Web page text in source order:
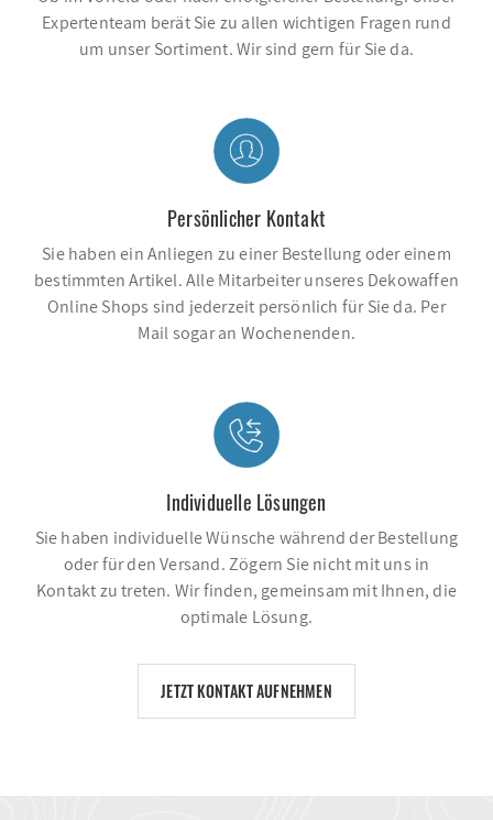
Expertenteam berät Sie zu allen wichtigen Fragen rund
um unser Sortiment. Wir sind gern für Sie da.
Persönlicher Kontakt
Sie haben ein Anliegen zu einer Bestellung oder einem
bestimmten Artikel. Alle Mitarbeiter unseres Dekowaffen
Online Shops sind jederzeit persönlich für Sie da. Per
Mail sogar an Wochenenden.
Individuelle Lösungen
Sie haben individuelle Wünsche während der Bestellung
oder für den Versand. Zögern Sie nicht mit uns in
Kontakt zu treten. Wir finden, gemeinsam mit Ihnen, die
optimale Lösung.
JETZT KONTAKT AUFNEHMEN